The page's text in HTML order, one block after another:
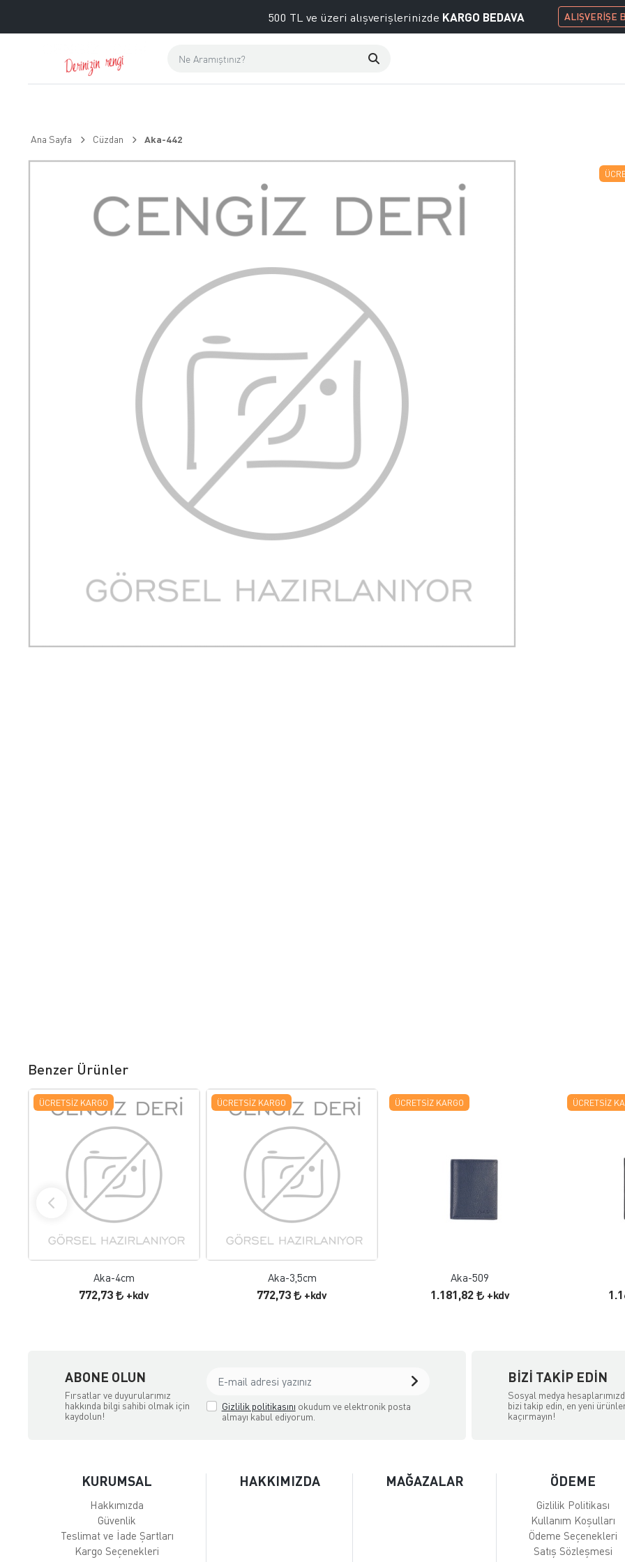
500 TL ve üzeri alışverişlerinizde KARGO BEDAVA ALIŞVERİŞE
Ana Sayfa Cüzdan Aka-442
Benzer Ürünler
FAVORILERE EKLE
ÜRÜN İNCELE
ÜCRETSIZ KARGO
Aka-4cm
772,73 +kdv
FAVORILERE EKLE
ÜRÜN İNCELE
ÜCRETSIZ KARGO
Aka-3,5cm
772,73 +kdv
FAVORILERE EKLE
ÜCRETSIZ KARGO
Aka-509
1.181,82 +kdv
ÜCRETSIZ
ABONE OLUN
Fırsatlar ve duyurularımız
hakkında bilgi sahibi olmak için
kaydolun!
Gizlilik politikasını okudum ve elektronik posta
almayı kabul ediyorum.
BIZI TAKIP EDIN
Sosyal medya
bizi takip edin, en yeni
kaçırmayın!
KURUMSAL
Hakkımızda
Güvenlik
Teslimat ve İade Şartları
Kargo Seçenekleri
HAKKIMIZDA MAĞAZALAR ÖDEME
Gizlilik Politikası
Kullanım Koşulları
Ödeme Seçenekleri
Satış Sözleşmesi